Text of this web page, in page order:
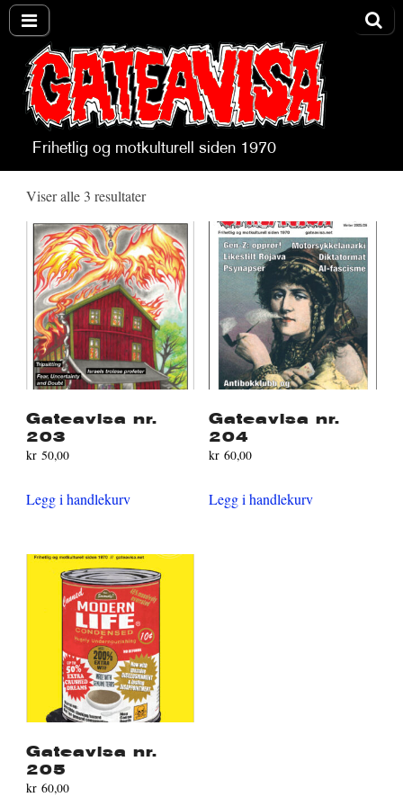
Gateavisa
Frihetlig og motkulturell siden 1970
Viser alle 3 resultater
Gateavisa nr.
203
kr50,00
Legg i handlekurv
Gateavisa nr.
204
kr60,00
Legg i handlekurv
Gateavisa nr.
205
kr60,00